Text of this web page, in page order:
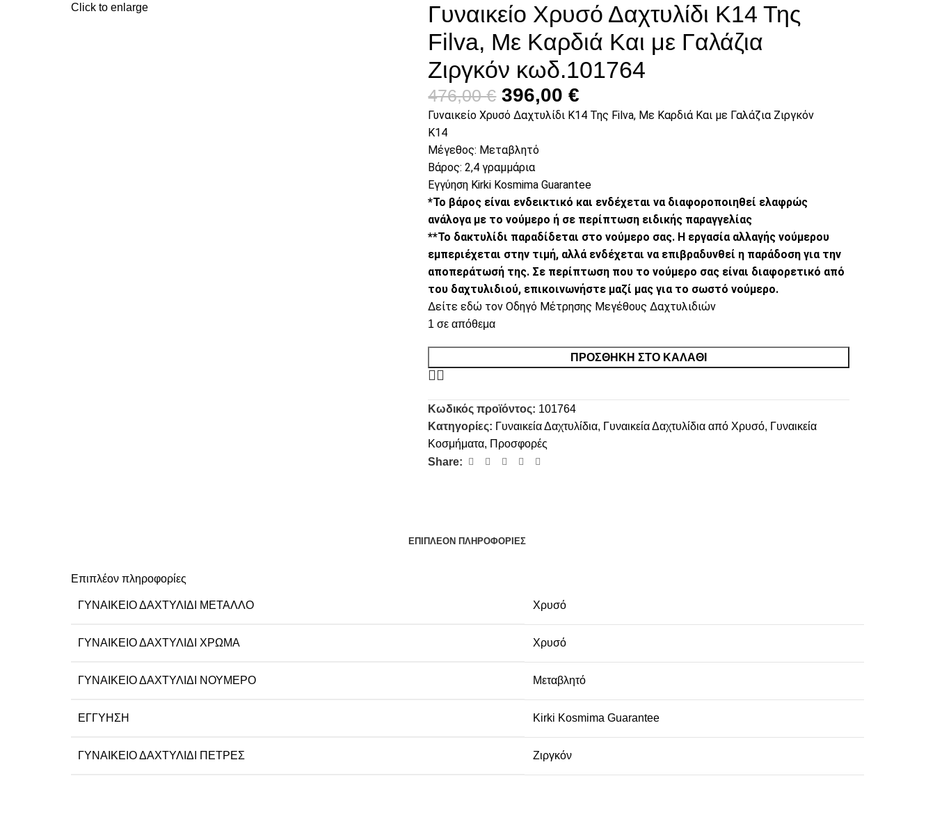
Click to enlarge
Γυναικείο Χρυσό Δαχτυλίδι Κ14 Της
Filva, Με Καρδιά Και με Γαλάζια
Ζιργκόν κωδ.101764
476,00€ 396,00€
Γυναικείο Χρυσό Δαχτυλίδι Κ14 Της Filva, Με Καρδιά Και με Γαλάζια Ζιργκόν
K14
Μέγεθος: Μεταβλητό
Βάρος: 2,4 γραμμάρια
Εγγύηση Kirki Kosmima Guarantee
*Το βάρος είναι ενδεικτικό και ενδέχεται να διαφοροποιηθεί ελαφρώς
ανάλογα με το νούμερο ή σε περίπτωση ειδικής παραγγελίας
**Το δακτυλίδι παραδίδεται στο νούμερο σας. Η εργασία αλλαγής νούμερου
εμπεριέχεται στην τιμή, αλλά ενδέχεται να επιβραδυνθεί η παράδοση για την
αποπεράτωσή της. Σε περίπτωση που το νούμερο σας είναι διαφορετικό από
του δαχτυλιδιού, επικοινωνήστε μαζί μας για το σωστό νούμερο.
Δείτεεδώ τον Οδηγό Μέτρησης Μεγέθους Δαχτυλιδιών
1 σε απόθεμα
ΠΡΟΣΘΉΚΗ ΣΤΟ ΚΑΛΆΘΙ
Κωδικός προϊόντος: 101764
Κατηγορίες: Γυναικεία Δαχτυλίδια, Γυναικεία Δαχτυλίδια από Χρυσό, Γυναικεία
Κοσμήματα, Προσφορές
Share:
ΕΠΙΠΛΈΟΝ ΠΛΗΡΟΦΟΡΊΕΣ
Επιπλέον πληροφορίες
ΓΥΝΑΙΚΕΊΟ ΔΑΧΤΥΛΊΔΙ ΜΈΤΑΛΛΟ Χρυσό
ΓΥΝΑΙΚΕΊΟ ΔΑΧΤΥΛΊΔΙ ΧΡΏΜΑ Χρυσό
ΓΥΝΑΙΚΕΊΟ ΔΑΧΤΥΛΊΔΙ ΝΟΎΜΕΡΟ Μεταβλητό
ΕΓΓΎΗΣΗ Kirki Kosmima Guarantee
ΓΥΝΑΙΚΕΊΟ ΔΑΧΤΥΛΊΔΙ ΠΈΤΡΕΣ Ζιργκόν